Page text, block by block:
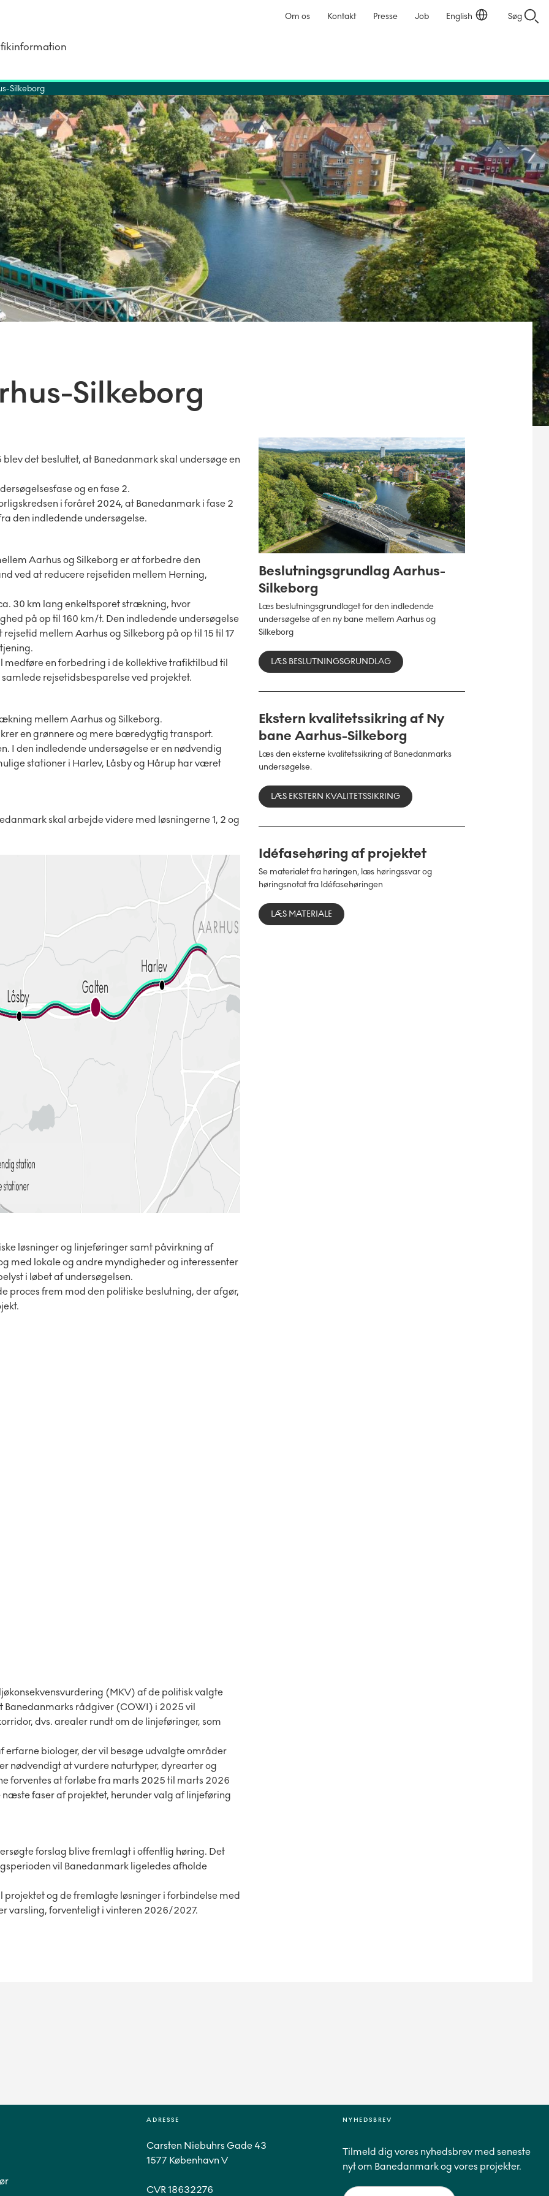
Om os Kontakt Presse Job English Søg
Silkeborg
Silkeborg
det besluttet, at Banedanmark skal undersøge en
og en fase 2.
i foråret 2024, at Banedanmark i fase 2
den indledende undersøgelse.
Aarhus og Silkeborg er at forbedre den
ved at reducere rejsetiden mellem Herning,
30 km lang enkeltsporet strækning, hvor
på op til 160 km/t. Den indledende undersøgelse
mellem Aarhus og Silkeborg på op til 15 til 17
en forbedring i de kollektive trafiktilbud til
rejsetidsbesparelse ved projektet.
mellem Aarhus og Silkeborg.
en grønnere og mere bæredygtig transport.
I den indledende undersøgelse er en nødvendig
stationer i Harlev, Låsby og Hårup har været
skal arbejde videre med løsningerne 1, 2 og
løsninger og linjeføringer samt påvirkning af
med lokale og andre myndigheder og interessenter
i løbet af undersøgelsen.
proces frem mod den politiske beslutning, der afgør,
(MKV) af de politisk valgte
Banedanmarks rådgiver (COWI) i 2025 vil
dvs. arealer rundt om de linjeføringer, som
erfarne biologer, der vil besøge udvalgte områder
nødvendigt at vurdere naturtyper, dyrearter og
forventes at forløbe fra marts 2025 til marts 2026
faser af projektet, herunder valg af linjeføring
forslag blive fremlagt i offentlig høring. Det
vil Banedanmark ligeledes afholde
og de fremlagte løsninger i forbindelse med
varsling, forventeligt i vinteren 2026/2027.
Beslutningsgrundlag Aarhus-
Silkeborg
Læs beslutningsgrundlaget for den indledende
undersøgelse af en ny bane mellem Aarhus og
Silkeborg
LÆS BESLUTNINGSGRUNDLAG
Ekstern kvalitetssikring af Ny
bane Aarhus-Silkeborg
Læs den eksterne kvalitetssikring af Banedanmarks
undersøgelse.
LÆS EKSTERN KVALITETSSIKRING
Idéfasehøring af projektet
Se materialet fra høringen, læs høringssvar og
høringsnotat fra Idéfasehøringen
LÆS MATERIALE
ADRESSE
Carsten Niebuhrs Gade 43
1577 København V
CVR 18632276
NYHEDSBREV
Tilmeld dig vores nyhedsbrev med seneste
nyt om Banedanmark og vores projekter.